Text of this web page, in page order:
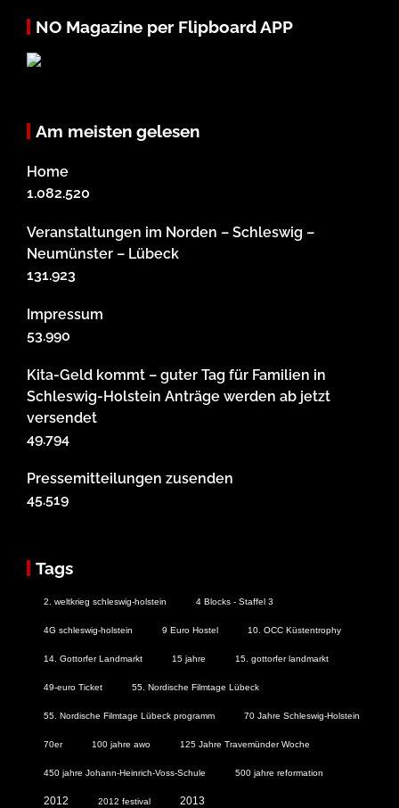
NO Magazine per Flipboard APP
Am meisten gelesen
Home
1.082.520
Veranstaltungen im Norden – Schleswig –
Neumünster – Lübeck
131.923
Impressum
53.990
Kita-Geld kommt – guter Tag für Familien in
Schleswig-Holstein Anträge werden ab jetzt
versendet
49.794
Pressemitteilungen zusenden
45.519
Tags
2. weltkrieg schleswig-holstein 4 Blocks - Staffel 3
4G schleswig-holstein 9 Euro Hostel 10. OCC Küstentrophy
14. Gottorfer Landmarkt 15 jahre 15. gottorfer landmarkt
49-euro Ticket 55. Nordische Filmtage Lübeck
55. Nordische Filmtage Lübeck programm 70 Jahre Schleswig-Holstein
70er 100 jahre awo 125 Jahre Travemünder Woche
450 jahre Johann-Heinrich-Voss-Schule 500 jahre reformation
2012 2012 festival 2013